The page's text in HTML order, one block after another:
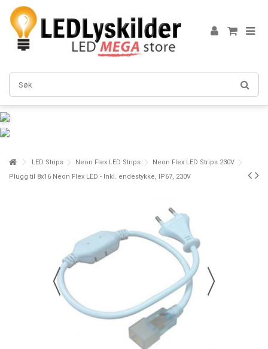
LED Strips Neon Flex LED Strips
Neon Flex LED Strips 230V
Plugg til 8x16 Neon Flex LED - Inkl. endestykke, IP67, 230V